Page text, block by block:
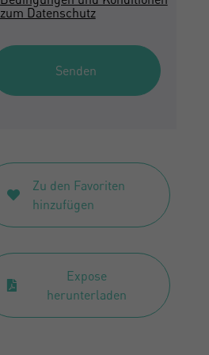
zum Datenschutz
Senden
Zu den Favoriten
hinzufügen
Expose
herunterladen